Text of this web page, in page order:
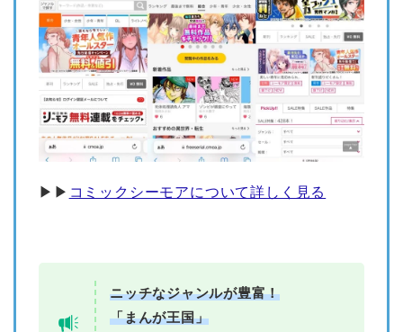
▶︎▶︎ コミックシーモアについて詳しく見る
ニッチなジャンルが豊富！
「まんが王国」